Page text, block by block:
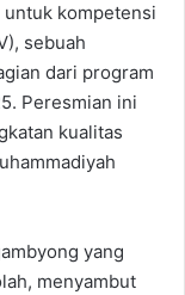
kompetensi
sebuah
dari program
Peresmian ini
kualitas
yang
menyambut